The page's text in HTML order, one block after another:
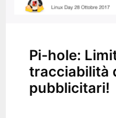
Pi-hole:
tracciabilità
pubblicitari!